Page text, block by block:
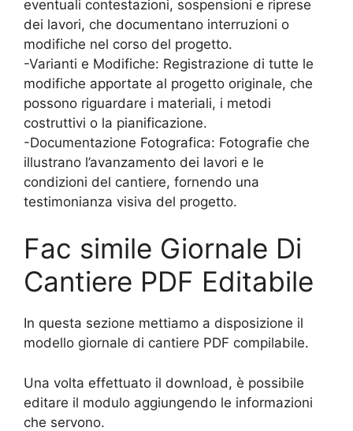
eventuali contestazioni, sospensioni e riprese
dei lavori, che documentano interruzioni o
modifiche nel corso del progetto.
-Varianti e Modifiche: Registrazione di tutte le
modifiche apportate al progetto originale, che
possono riguardare i materiali, i metodi
costruttivi o la pianificazione.
-Documentazione Fotografica: Fotografie che
illustrano l’avanzamento dei lavori e le
condizioni del cantiere, fornendo una
testimonianza visiva del progetto.
Fac simile Giornale Di
Cantiere PDF Editabile
In questa sezione mettiamo a disposizione il
modello giornale di cantiere PDF compilabile.
Una volta effettuato il download, è possibile
editare il modulo aggiungendo le informazioni
che servono.